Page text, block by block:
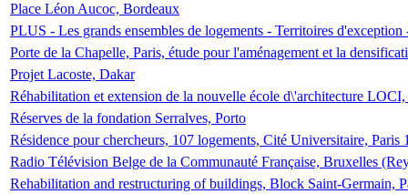
Place Léon Aucoc, Bordeaux
PLUS - Les grands ensembles de logements - Territoires
Porte de la Chapelle, Paris, étude pour l'aménagement et la
Projet Lacoste, Dakar
Réhabilitation et extension de la nouvelle école d\'architecture
Réserves de la fondation Serralves, Porto
Résidence pour chercheurs, 107 logements, Cité Universitaire, Paris
Radio Télévision Belge de la Communauté Française, Bruxelles
Rehabilitation and restructuring of buildings, Block Saint-Germain,